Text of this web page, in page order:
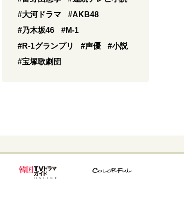
#大河ドラマ
#AKB48
#乃木坂46
#M-1
#R-1グランプリ
#声優
#小説
#宝塚歌劇団